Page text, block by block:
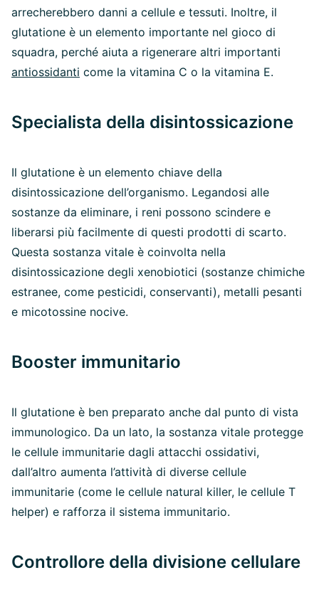
arrecherebbero danni a cellule e tessuti. Inoltre, il
glutatione è un elemento importante nel gioco di
squadra, perché aiuta a rigenerare altri importanti
antiossidanti come la vitamina C o la vitamina E.
Specialista della disintossicazione
Il glutatione è un elemento chiave della
disintossicazione dell’organismo. Legandosi alle
sostanze da eliminare, i reni possono scindere e
liberarsi più facilmente di questi prodotti di scarto.
Questa sostanza vitale è coinvolta nella
disintossicazione degli xenobiotici (sostanze chimiche
estranee, come pesticidi, conservanti), metalli pesanti
e micotossine nocive.
Booster immunitario
Il glutatione è ben preparato anche dal punto di vista
immunologico. Da un lato, la sostanza vitale protegge
le cellule immunitarie dagli attacchi ossidativi,
dall’altro aumenta l’attività di diverse cellule
immunitarie (come le cellule natural killer, le cellule T
helper) e rafforza il sistema immunitario.
Controllore della divisione cellulare